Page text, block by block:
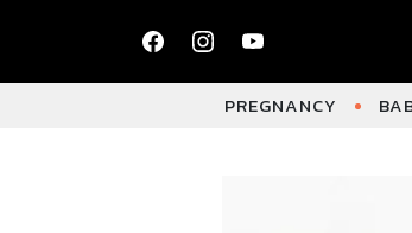
PREGNANCY